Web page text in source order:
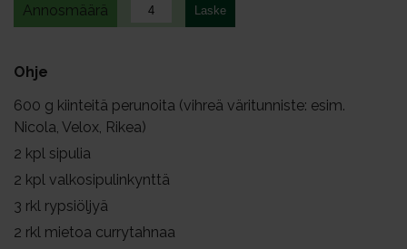
Annosmäärä
Ohje
600 g kiinteitä perunoita (vihreä väritunniste: esim.
Nicola, Velox, Rikea)
2 kpl sipulia
2 kpl valkosipulinkynttä
3 rkl rypsiöljyä
2 rkl mietoa currytahnaa